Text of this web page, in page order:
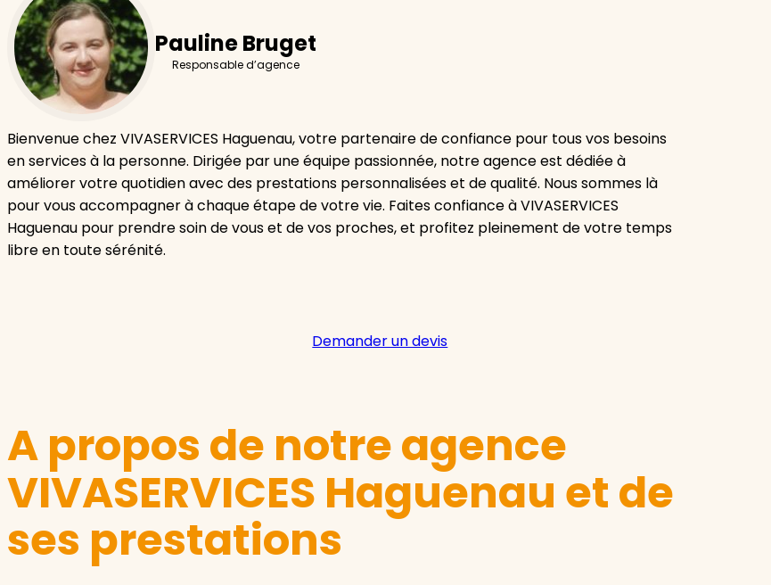
Pauline Bruget
Responsable d’agence
Bienvenue chez VIVASERVICES Haguenau, votre partenaire de confiance pour tous vos besoins
en services à la personne. Dirigée par une équipe passionnée, notre agence est dédiée à
améliorer votre quotidien avec des prestations personnalisées et de qualité. Nous sommes là
pour vous accompagner à chaque étape de votre vie. Faites confiance à VIVASERVICES
Haguenau pour prendre soin de vous et de vos proches, et profitez pleinement de votre temps
libre en toute sérénité.
Demander un devis
A propos de notre agence
VIVASERVICES Haguenau et de
ses prestations